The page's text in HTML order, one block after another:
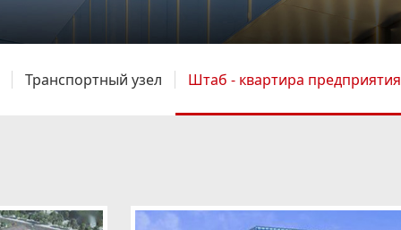
Транспортный узел Штаб - квартира предприятия